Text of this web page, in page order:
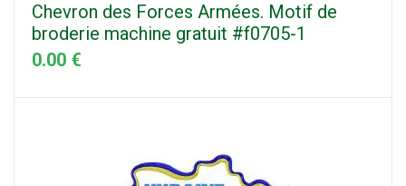
Chevron des Forces Armées. Motif de
broderie machine gratuit #f0705-1
0.00 €